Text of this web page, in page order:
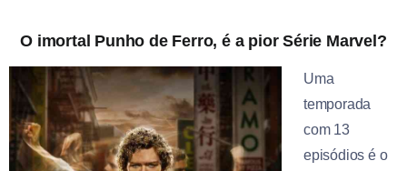
O imortal Punho de Ferro, é a pior Série Marvel?
Uma
temporada
com 13
episódios é o